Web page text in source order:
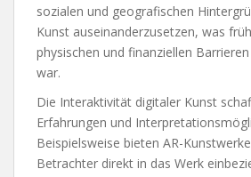
sozialen und geografischen
Kunst auseinanderzusetzen, was
physischen und finanziellen
war.
Die Interaktivität digitaler Kunst
Erfahrungen und
Beispielsweise bieten AR-
Betrachter direkt in das Werk